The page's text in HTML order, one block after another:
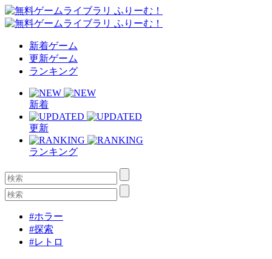
新着ゲーム
更新ゲーム
ランキング
新着
更新
ランキング
#ホラー
#探索
#レトロ